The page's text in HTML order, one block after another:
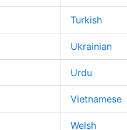
Turkish
Ukrainian
Urdu
Vietnamese
Welsh